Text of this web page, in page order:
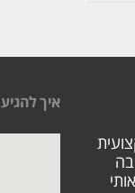
איך להגיע